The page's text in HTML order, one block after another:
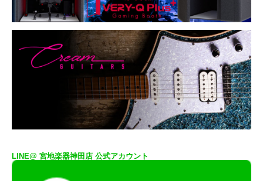
LINE@ 宮地楽器神田店 公式アカウント